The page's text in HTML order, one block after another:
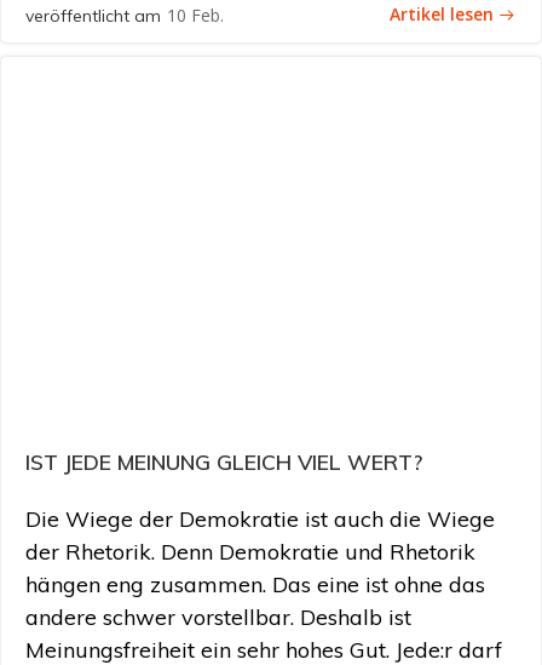
veröffentlicht am 10 Feb. Artikel lesen
IST JEDE MEINUNG GLEICH VIEL WERT?
Die Wiege der Demokratie ist auch die Wiege
der Rhetorik. Denn Demokratie und Rhetorik
hängen eng zusammen. Das eine ist ohne das
andere schwer vorstellbar. Deshalb ist
Meinungsfreiheit ein sehr hohes Gut. Jede:r darf